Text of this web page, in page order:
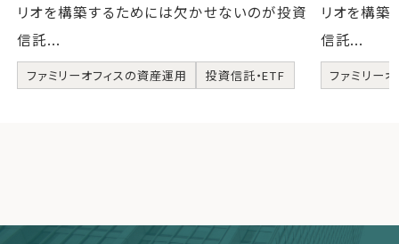
リオを構築するためには欠かせないのが投資
信託...
ファミリーオフィスの資産運用 投資信託・ETF
リオを構
信託...
ファミリー